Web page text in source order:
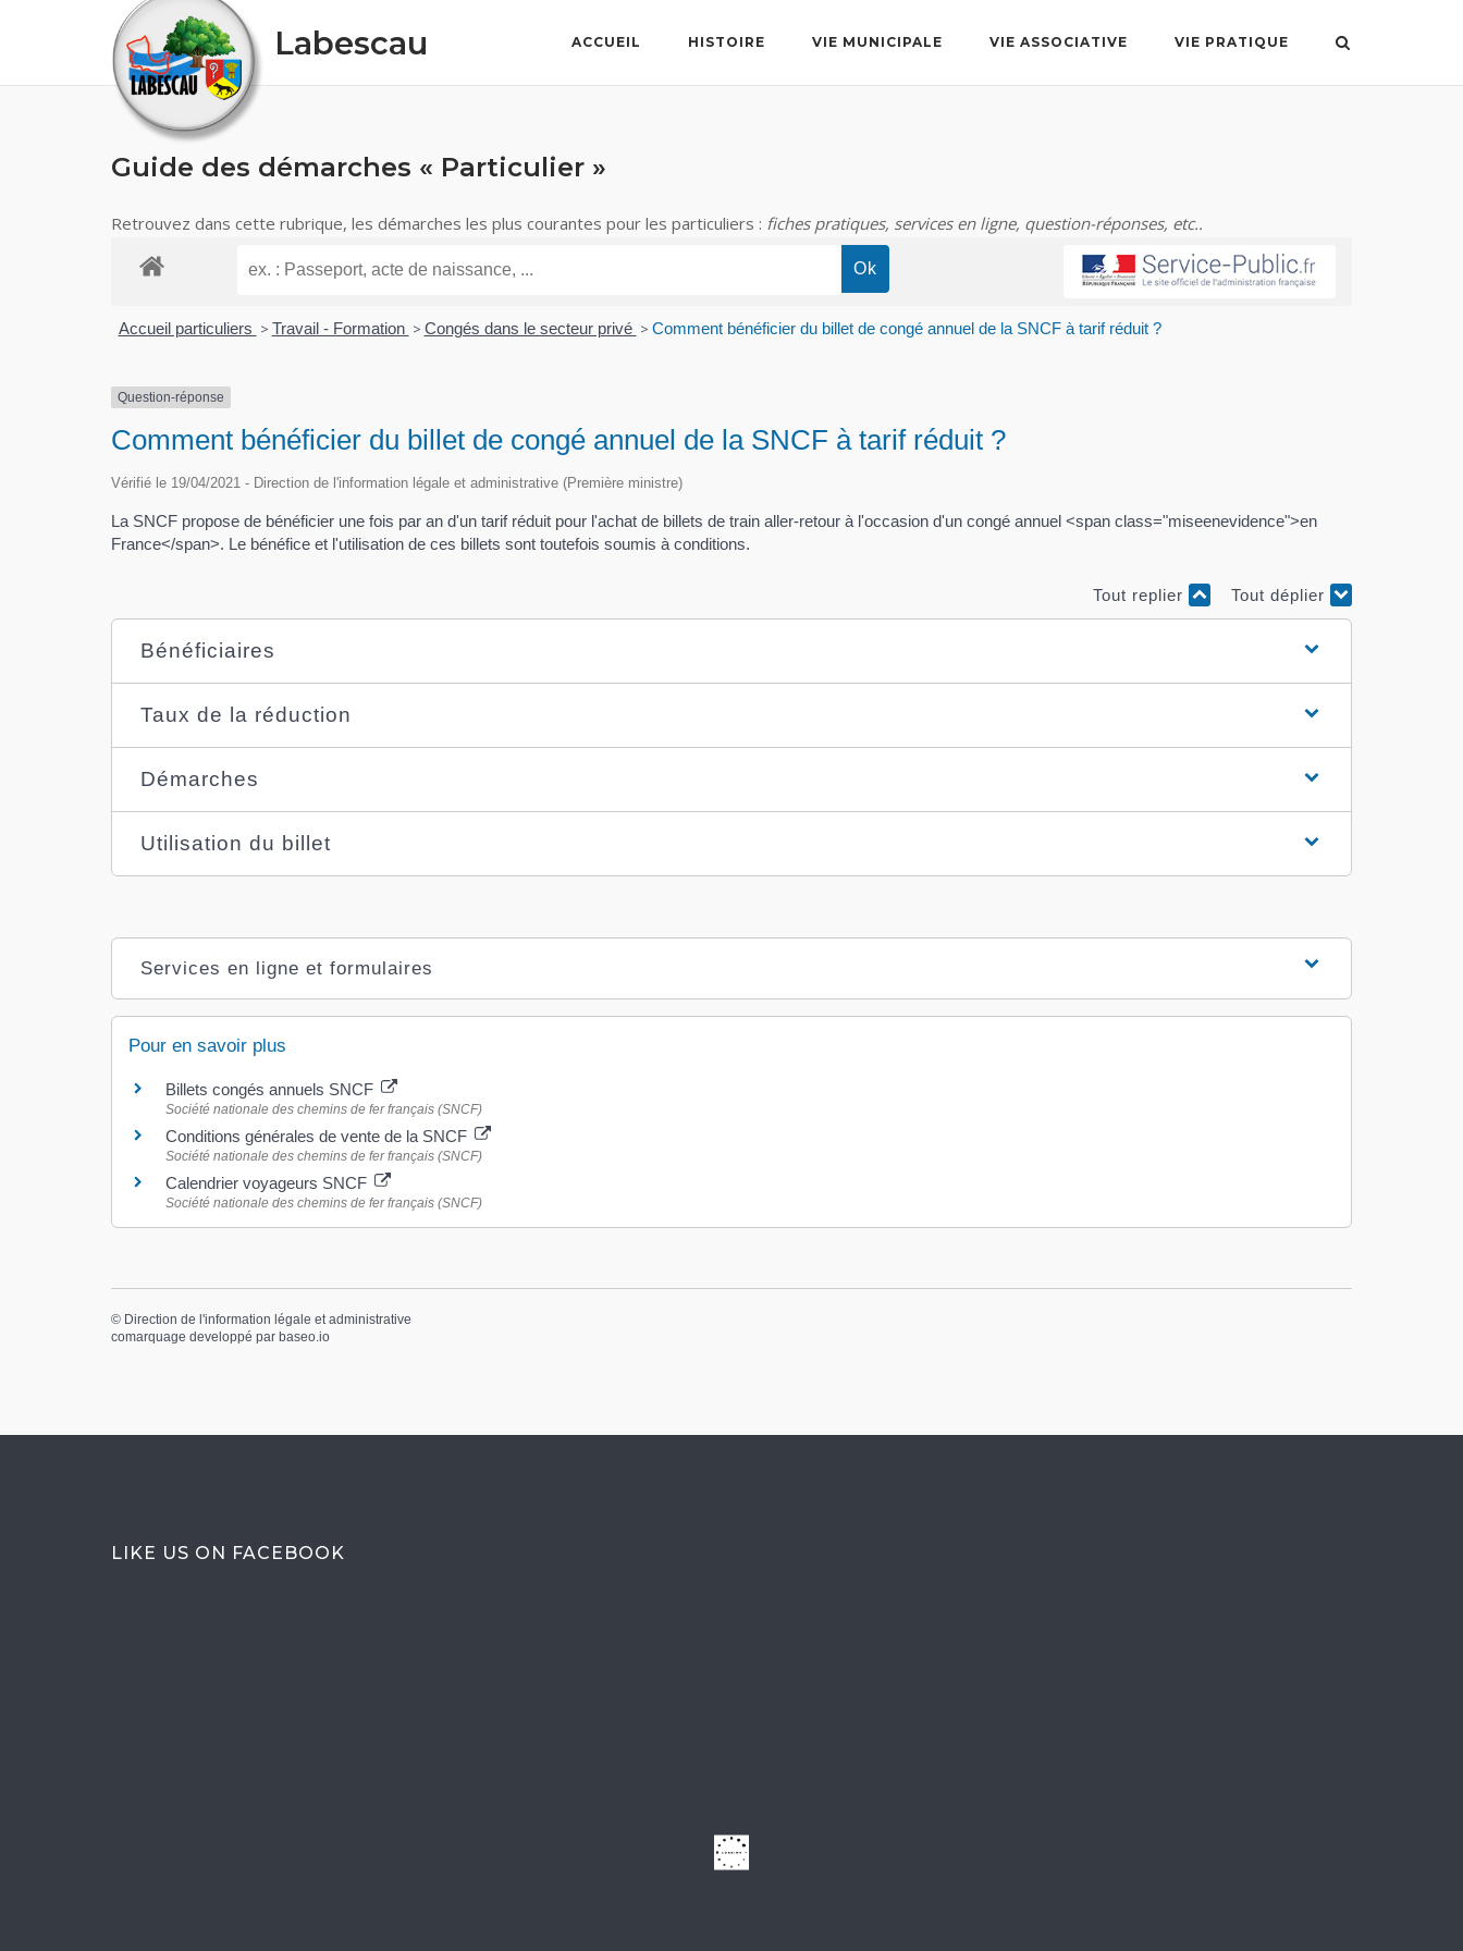
Labescau ACCUEIL HISTOIRE VIE MUNICIPALE VIE ASSOCIATIVE VIE PRATIQUE
Guide des démarches « Particulier »
Retrouvez dans cette rubrique, les démarches les plus courantes pour les particuliers : fiches pratiques, services en ligne, question-réponses, etc..
Accueil particuliers > Travail - Formation > Congés dans le secteur privé > Comment bénéficier du billet de congé annuel de la SNCF à tarif réduit ?
Question-réponse
Comment bénéficier du billet de congé annuel de la SNCF à tarif réduit ?
Vérifié le 19/04/2021 - Direction de l'information légale et administrative (Première ministre)
La SNCF propose de bénéficier une fois par an d'un tarif réduit pour l'achat de billets de train aller-retour à l'occasion d'un congé annuel <span class="miseenevidence">en
France</span>. Le bénéfice et l'utilisation de ces billets sont toutefois soumis à conditions.
Tout replier Tout déplier
Bénéficiaires
Taux de la réduction
Démarches
Utilisation du billet
Services en ligne et formulaires
Pour en savoir plus
Billets congés annuels SNCF
Société nationale des chemins de fer français (SNCF)
Conditions générales de vente de la SNCF
Société nationale des chemins de fer français (SNCF)
Calendrier voyageurs SNCF
Société nationale des chemins de fer français (SNCF)
© Direction de l'information légale et administrative
comarquage developpé par baseo.io
LIKE US ON FACEBOOK